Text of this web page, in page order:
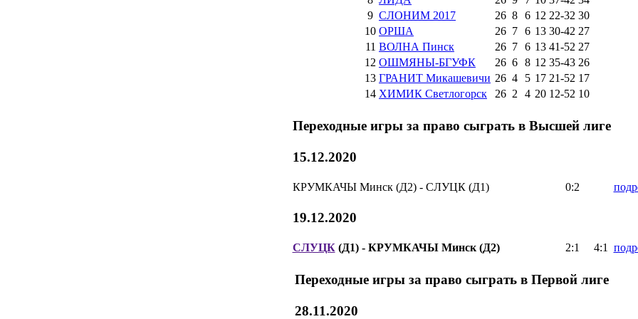
9 СЛОНИМ 2017 26 8 6 12 22-32 30
10 ОРША 26 7 6 13 30-42 27
11 ВОЛНА Пинск 26 7 6 13 41-52 27
12 ОШМЯНЫ-БГУФК 26 6 8 12 35-43 26
13 ГРАНИТ Микашевичи 26 4 5 17 21-52 17
14 ХИМИК Светлогорск 26 2 4 20 12-52 10
Переходные игры за право сыграть в Высшей лиге
15.12.2020
КРУМКАЧЫ Минск (Д2) - СЛУЦК (Д1) 0:2
19.12.2020
СЛУЦК(Д1) - КРУМКАЧЫ Минск (Д2) 2:1 4:1
Переходные игры за право сыграть в Первой лиге
28.11.2020